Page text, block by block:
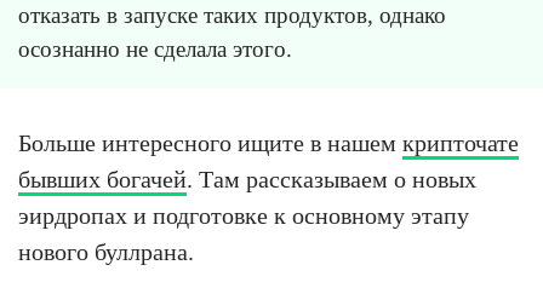
отказать в запуске таких продуктов, однако
осознанно не сделала этого.
Больше интересного ищите в нашем крипточате
бывших богачей. Там рассказываем о новых
эирдропах и подготовке к основному этапу
нового буллрана.